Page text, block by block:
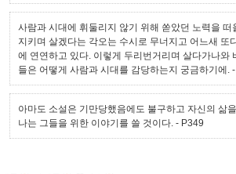
사람과 시대에 휘둘리지 않기 위해 쏟았던 노력을
지키며 살겠다는 각오는 수시로 무너지고 어느새 또
에 연연하고 있다. 이렇게 두리번거리며 살다가나와
들은 어떻게 사람과 시대를 감당하는지 궁금하기에.
아마도 소설은 기만당했음에도 불구하고 자신의 삶
나는 그들을 위한 이야기를 쓸 것이다. - P349